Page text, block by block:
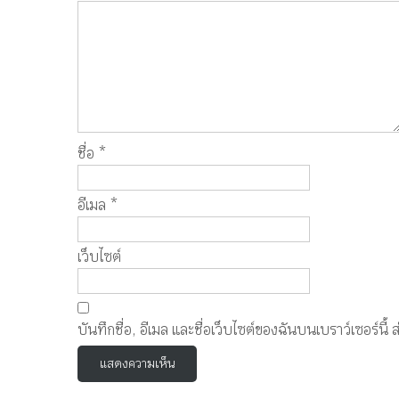
ชื่อ *
อีเมล *
เว็บไซต์
บันทึกชื่อ, อีเมล และชื่อเว็บไซต์ของฉันบนเบราว์เซอร์นี้